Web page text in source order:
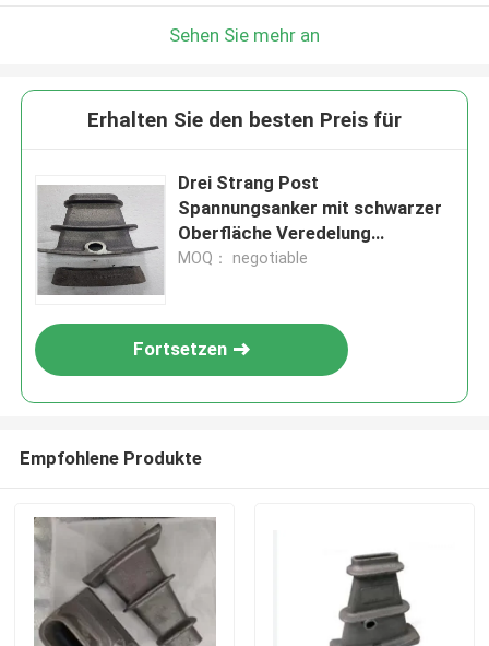
Sehen Sie mehr an
Erhalten Sie den besten Preis für
Drei Strang Post
Spannungsanker mit schwarzer
Oberfläche Veredelung
verfügbare Proben sauberes
MOQ： negotiable
Fortsetzen
Empfohlene Produkte